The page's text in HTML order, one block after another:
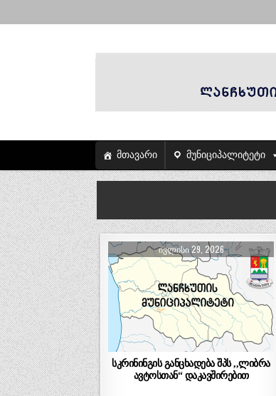
მთავარი მუნიციპალიტეტი
ᲘᲕᲚᲘᲡᲘ 29, 2026
სკრინინგის განცხადება შპს ,,ლიბრა
ავტოსთან“ დაკავშირებით